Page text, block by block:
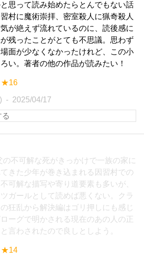
思って読み始めたらとんでもない話
村に魔術崇拝、密室殺人に猟奇殺人
が絶えず流れているのに、読後感に
残ったことがとても不思議。思わず
面が少なくなかったけれど、この小
い。著者の他の作品が読みたい！
★16
2025/04/17
の不可解な死がきっかけで一族の家に
きた少年が巻き込まれる因習村での
可解な描写や寄り道要素も多いが、
ガールとして読めば悪くない。クラ
狂乱から解決編はゴリ押しにも感じ
ーグで明かされる現在のあの人の正
言わされたので良しとしよう。
★14